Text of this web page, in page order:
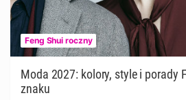
Feng Shui roczny
Moda 2027: kolory, style i porady
znaku